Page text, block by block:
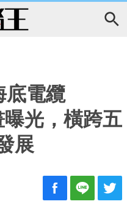
底電纜
光，橫跨五
展